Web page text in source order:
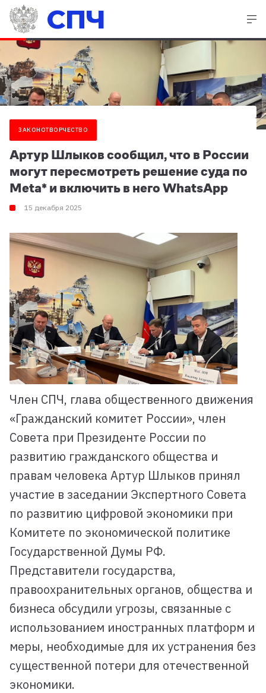
СПЧ
ЗАКОНОТВОРЧЕСТВО
Артур Шлыков сообщил, что в России
могут пересмотреть решение суда по
Meta* и включить в него WhatsApp
15 декабря 2025
Член СПЧ, глава общественного движения
«Гражданский комитет России», член
Совета при Президенте России по
развитию гражданского общества и
правам человека Артур Шлыков принял
участие в заседании Экспертного Совета
по развитию цифровой экономики при
Комитете по экономической политике
Государственной Думы РФ.
Представители государства,
правоохранительных органов, общества и
бизнеса обсудили угрозы, связанные с
использованием иностранных платформ и
меры, необходимые для их устранения без
существенной потери для отечественной
экономики.